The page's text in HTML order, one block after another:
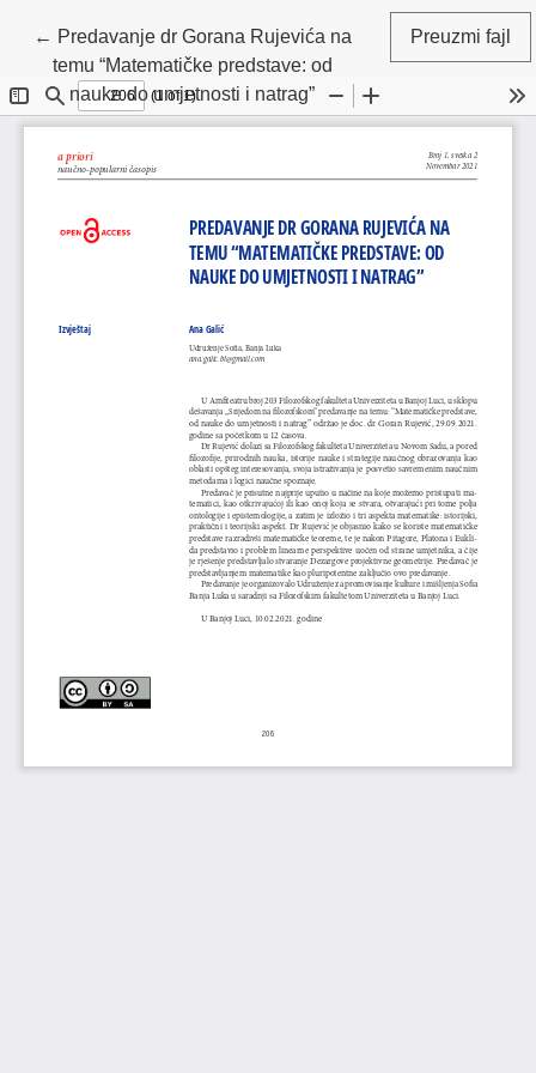
← Povratak na detalje članka
Predavanje dr Gorana Rujevića na
temu “Matematičke predstave: od
nauke do umjetnosti i natrag”
Preuzmi fajl